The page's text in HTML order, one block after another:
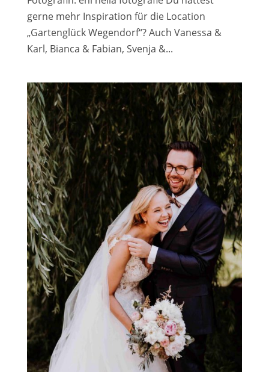
gerne mehr Inspiration für die Location
„Gartenglück Wegendorf“? Auch Vanessa &
Karl, Bianca & Fabian, Svenja &...